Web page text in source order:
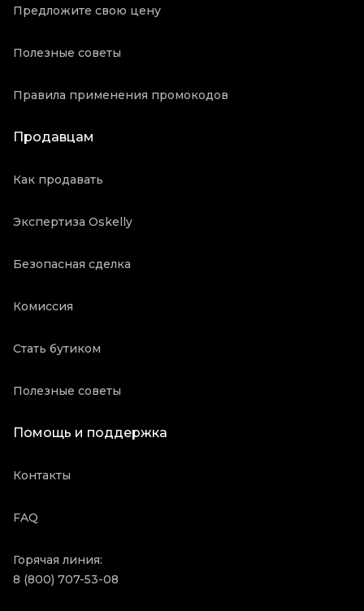
Предложите свою цену
Полезные советы
Правила применения промокодов
Продавцам
Как продавать
Экспертиза Oskelly
Безопасная сделка
Комиссия
Стать бутиком
Полезные советы
Помощь и поддержка
Контакты
FAQ
Горячая линия:
8 (800) 707-53-08